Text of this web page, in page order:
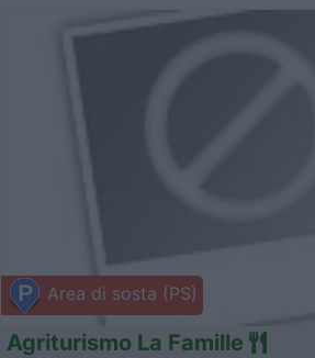
Area di sosta (PS)
Agriturismo La Famille